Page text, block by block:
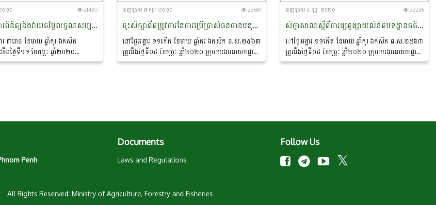
០២០ 21430
កិច្ចប្រជុំស្តីពី ការពិនិត្យនិងវាយតម្លៃលក្ខណសម្បត្តិរវជនថ្នាក់ដឹកនាំ និងមន្ត្រីរាជការ
រ ៣រោច ខែមាឃ ឆ្នាំកុរ ឯកស័ក
ថ្ងៃទី១១ ខែកុម្ភៈ ឆ្នាំ២០២០
ត អគ្គារផ្ការំដួល នៃទីស្តីការក្រសួង
ចេញ​ផ្សាយ​ ៧ កុម្ភៈ ២០២០ 23669
ចុះសិក្សាពីតម្រូវការនៃការប្រើប្រាស់ធនធានមនុស្ស របស់អង្គភាព មន្ទីរកសិកម្ម រុក្ខាប្រមាញ់ និងនេសាទរាជធានី ខេត្តកោះកុង​
នៅថ្ងៃអង្គារ ១១កេីត ខែមាឃ ឆ្នាំកុរ ឯកស័ក ព.ស.២៥៦៣
ត្រូវនឹងថ្ងៃទី០៤ ខែកុម្ភៈ ឆ្នាំ២០២០ ក្រុមការងារនាយកដ្ឋាន
បុគ្គលិកនិងអភិវឌ្ឍន៍ធនធានមនុស្ស បានចុះសិក្សាពីតម្រូវការ
ចេញ​ផ្សាយ​ ៥ កុម្ភៈ ២០២០ 22236
សិក្ខាសាលាស្តីពីការផ្សព្វផ្សាយលិខិតបទដ្ឋានគតិយុត្តពាក់ព័ន្ធនឹងអត្ថប្រយោជន៍សម្រាប់មន្ត្រីរាជការ
ៅថ្ងៃអង្គារ ១១កេីត ខែមាឃ ឆ្នាំកុរ ឯកស័ក ព.ស.២៥៦៣
ត្រូវនឹងថ្ងៃទី០៤ ខែកុម្ភៈ ឆ្នាំ២០២០ ក្រុមការងារនាយកដ្ឋាន
បុគ្គលិកនិងអភិវឌ្ឍន៍ធនធានមនុស្ស បានធ្វើសិក្ខាសាលាស្តីពី
Penh
Documents
Laws and Regulations
Follow Us
All Rights Reserved: Ministry of Agriculture, Forestry and Fisheries